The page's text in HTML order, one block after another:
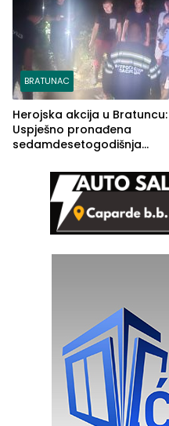
BRATUNAC
Herojska akcija u Bratuncu:
Uspješno pronađena
sedamdesetogodišnja
Kravice.